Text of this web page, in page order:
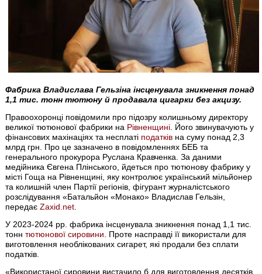
Фабрика Владислава Гельзіна інсценувала зникнення понад
1,1 тис. тонн тютюну й продавала цигарки без акцизу.
Правоохоронці повідомили про підозру колишньому директору
великої тютюнової фабрики на Рівненщині . Його звинувачують у
фінансових махінаціях та несплаті податків на суму понад 2,3
млрд грн. Про це зазначено в повідомленнях БЕБ та
генерального прокурора Руслана Кравченка. За даними
медійника Євгена Плінського, йдеться про тютюнову фабрику у
місті Гоща на Рівненщині, яку контролює український мільйонер
та колишній член Партії регіонів, фігурант журналістського
розслідування «Батальйон «Монако» Владислав Гельзін,
передаєZaxid.net
У 2023-2024 рр. фабрика інсценувала зникнення понад 1,1 тис.
тоннтютюнової сировини . Проте насправді її використали для
виготовлення необлікованих сигарет, які продали без сплати
податків.
«Використаної сировини вистачило б для виготовлення десятків